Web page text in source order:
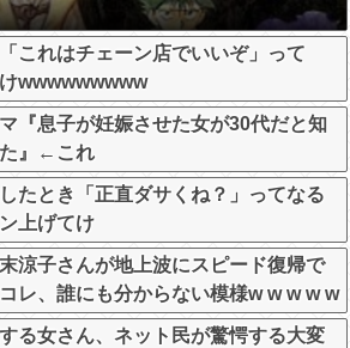
これはチェーン店でいいぞ」って
wwwwwwwww
マ『息子が妊娠させた女が30代だと知
』←これ
たとき「正直ダサくね？」ってなる
上げてけ
末涼子さんが地上波にスピード復帰で
レ、誰にも分からない模様w w w w w
する女さん、ネット民が驚愕する大変